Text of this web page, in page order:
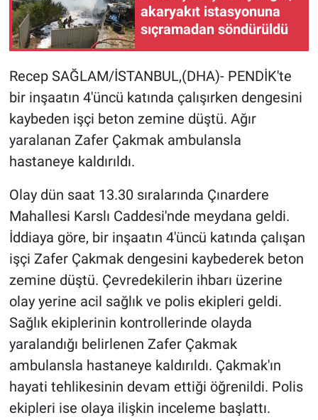
akaryakıt istasyonuna
sıçramadan söndürüldü
Recep SAĞLAM/İSTANBUL,(DHA)- PENDİK'te
bir inşaatın 4'üncü katında çalışırken dengesini
kaybeden işçi beton zemine düştü. Ağır
yaralanan Zafer Çakmak ambulansla
hastaneye kaldırıldı.
Olay dün saat 13.30 sıralarında Çınardere
Mahallesi Karslı Caddesi'nde meydana geldi.
İddiaya göre, bir inşaatın 4'üncü katında çalışan
işçi Zafer Çakmak dengesini kaybederek beton
zemine düştü. Çevredekilerin ihbarı üzerine
olay yerine acil sağlık ve polis ekipleri geldi.
Sağlık ekiplerinin kontrollerinde olayda
yaralandığı belirlenen Zafer Çakmak
ambulansla hastaneye kaldırıldı. Çakmak'ın
hayati tehlikesinin devam ettiği öğrenildi. Polis
ekipleri ise olaya ilişkin inceleme başlattı.